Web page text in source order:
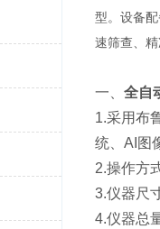
型。设备
速筛查、
一、 全自
1.采用布
统、AI图
2.操作方
3.仪器尺
4.仪器总